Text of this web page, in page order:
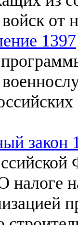
от
1397
закон
налоге